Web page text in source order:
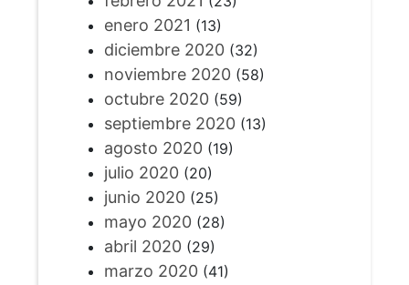
enero 2021 (13)
diciembre 2020(32)
noviembre 2020(58)
octubre 2020(59)
septiembre 2020(13)
agosto 2020(19)
julio 2020(20)
junio 2020(25)
mayo 2020(28)
abril 2020(29)
marzo 2020(41)